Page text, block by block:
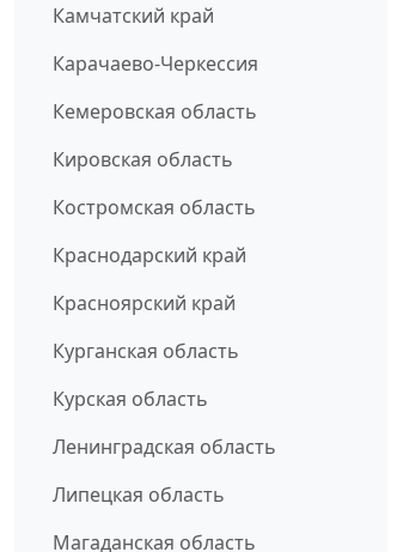
Камчатский край
Карачаево-Черкессия
Кемеровская область
Кировская область
Костромская область
Краснодарский край
Красноярский край
Курганская область
Курская область
Ленинградская область
Липецкая область
Магаданская область